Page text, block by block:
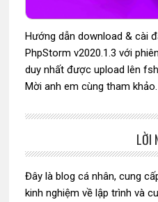
Hướng dẫn download & cài
PhpStorm v2020.1.3 với
duy nhất được upload lên
Mời anh em cùng tham khảo.
chính
LỜI
Đây là blog cá nhân, cung
kinh nghiệm về lập trình và